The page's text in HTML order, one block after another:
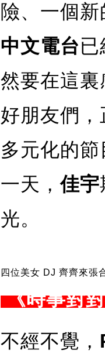
險、一個
中文電台
然要在這
好朋友們
多元化的
一天，佳宇
光。
四位美女 DJ 齊齊來張
《時事對
不經不覺，